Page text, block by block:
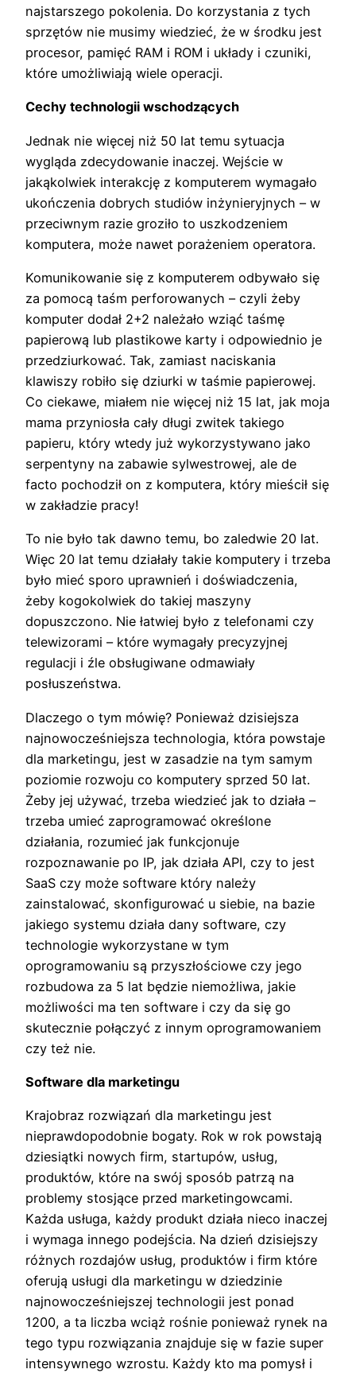
najstarszego pokolenia. Do korzystania z tych
sprzętów nie musimy wiedzieć, że w środku jest
procesor, pamięć RAM i ROM i układy i czuniki,
które umożliwiają wiele operacji.
Cechy technologii wschodzących
Jednak nie więcej niż 50 lat temu sytuacja
wygląda zdecydowanie inaczej. Wejście w
jakąkolwiek interakcję z komputerem wymagało
ukończenia dobrych studiów inżynieryjnych – w
przeciwnym razie groziło to uszkodzeniem
komputera, może nawet porażeniem operatora.
Komunikowanie się z komputerem odbywało się
za pomocą taśm perforowanych – czyli żeby
komputer dodał 2+2 należało wziąć taśmę
papierową lub plastikowe karty i odpowiednio je
przedziurkować. Tak, zamiast naciskania
klawiszy robiło się dziurki w taśmie papierowej.
Co ciekawe, miałem nie więcej niż 15 lat, jak moja
mama przyniosła cały długi zwitek takiego
papieru, który wtedy już wykorzystywano jako
serpentyny na zabawie sylwestrowej, ale de
facto pochodził on z komputera, który mieścił się
w zakładzie pracy!
To nie było tak dawno temu, bo zaledwie 20 lat.
Więc 20 lat temu działały takie komputery i trzeba
było mieć sporo uprawnień i doświadczenia,
żeby kogokolwiek do takiej maszyny
dopuszczono. Nie łatwiej było z telefonami czy
telewizorami – które wymagały precyzyjnej
regulacji i źle obsługiwane odmawiały
posłuszeństwa.
Dlaczego o tym mówię? Ponieważ dzisiejsza
najnowocześniejsza technologia, która powstaje
dla marketingu, jest w zasadzie na tym samym
poziomie rozwoju co komputery sprzed 50 lat.
Żeby jej używać, trzeba wiedzieć jak to działa –
trzeba umieć zaprogramować określone
działania, rozumieć jak funkcjonuje
rozpoznawanie po IP, jak działa API, czy to jest
SaaS czy może software który należy
zainstalować, skonfigurować u siebie, na bazie
jakiego systemu działa dany software, czy
technologie wykorzystane w tym
oprogramowaniu są przyszłościowe czy jego
rozbudowa za 5 lat będzie niemożliwa, jakie
możliwości ma ten software i czy da się go
skutecznie połączyć z innym oprogramowaniem
czy też nie.
Software dla marketingu
Krajobraz rozwiązań dla marketingu jest
nieprawdopodobnie bogaty. Rok w rok powstają
dziesiątki nowych firm, startupów, usług,
produktów, które na swój sposób patrzą na
problemy stosjące przed marketingowcami.
Każda usługa, każdy produkt działa nieco inaczej
i wymaga innego podejścia. Na dzień dzisiejszy
różnych rozdajów usług, produktów i firm które
oferują usługi dla marketingu w dziedzinie
najnowocześniejszej technologii jest ponad
1200, a ta liczba wciąż rośnie ponieważ rynek na
tego typu rozwiązania znajduje się w fazie super
intensywnego wzrostu. Każdy kto ma pomysł i